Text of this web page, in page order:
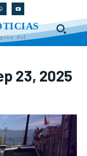
del
23, 2025